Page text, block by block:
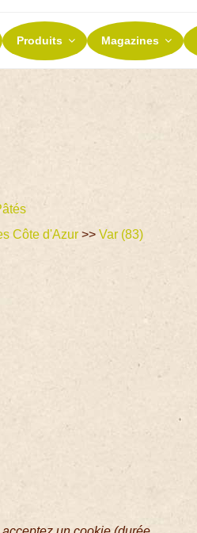
Produits Magazines
Côte d'Azur >>Var (83)